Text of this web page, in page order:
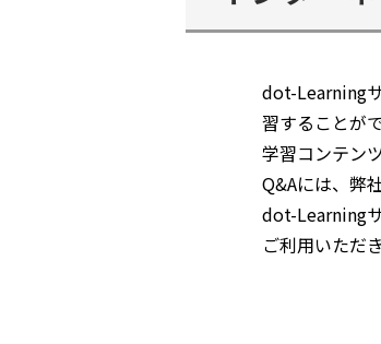
dot-Learning
習することが
学習コンテン
Q&Aには、弊
dot-Learning
ご利用いただ